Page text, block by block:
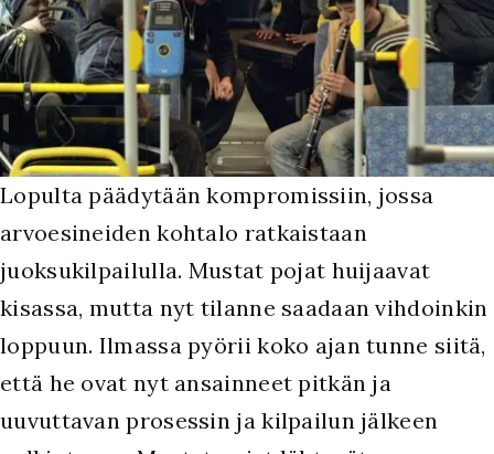
Lopulta päädytään kompromissiin, jossa
arvoesineiden kohtalo ratkaistaan
juoksukilpailulla. Mustat pojat huijaavat
kisassa, mutta nyt tilanne saadaan vihdoinkin
loppuun. Ilmassa pyörii koko ajan tunne siitä,
että he ovat nyt ansainneet pitkän ja
uuvuttavan prosessin ja kilpailun jälkeen